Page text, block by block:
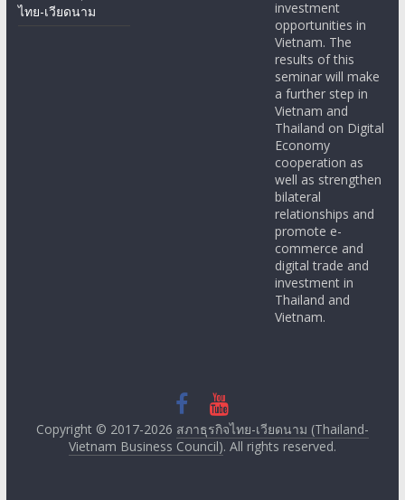
ไทย-เวียดนาม
investment
opportunities in
Vietnam. The
results of this
seminar will make
a further step in
Vietnam and
Thailand on Digital
Economy
cooperation as
well as strengthen
bilateral
relationships and
promote e-
commerce and
digital trade and
investment in
Thailand and
Vietnam.
Copyright © 2017-2026 สภาธุรกิจไทย-เวียดนาม (Thailand-
Vietnam Business Council). All rights reserved.